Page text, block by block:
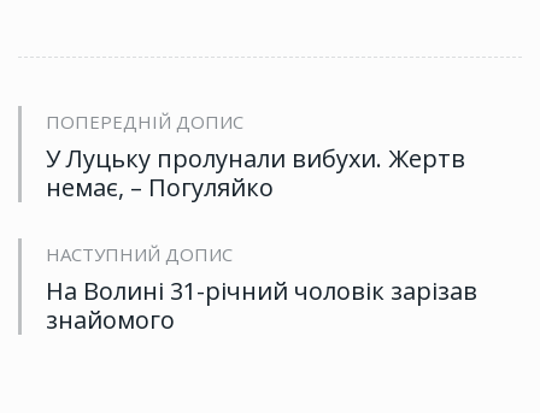
ПОПЕРЕДНІЙ ДОПИС
У Луцьку пролунали вибухи. Жертв
немає, – Погуляйко
НАСТУПНИЙ ДОПИС
На Волині 31-річний чоловік зарізав
знайомого